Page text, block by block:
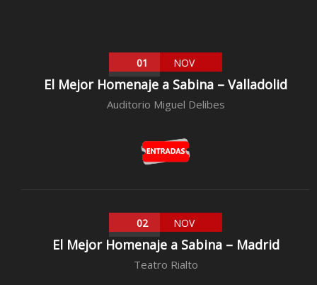
01 NOV
El Mejor Homenaje a Sabina – Valladolid
Auditorio Miguel Delibes
02 NOV
El Mejor Homenaje a Sabina – Madrid
Teatro Rialto